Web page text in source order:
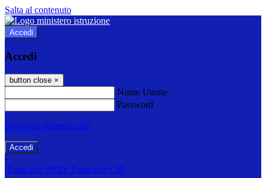
Salta al contenuto
Accedi
Accedi
button close ×
Nome Utente
Password
Password dimenticata?
-
Entra con SPID Entra con CIE